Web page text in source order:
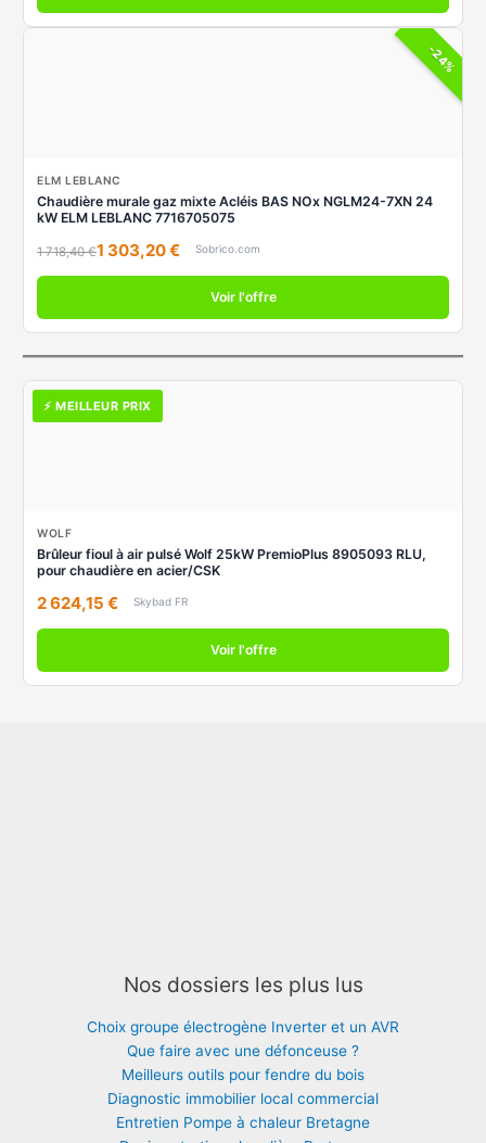
-24%
ELM LEBLANC
Chaudière murale gaz mixte Acléis BAS NOx NGLM24-7XN 24
kW ELM LEBLANC 7716705075
1 718,40 €1 303,20 € Sobrico.com
Voir l'offre
⚡ MEILLEUR PRIX
WOLF
Brûleur fioul à air pulsé Wolf 25kW PremioPlus 8905093 RLU,
pour chaudière en acier/CSK
2 624,15 € Skybad FR
Voir l'offre
Nos dossiers les plus lus
Choix groupe électrogène Inverter et un AVR
Que faire avec une défonceuse ?
Meilleurs outils pour fendre du bois
Diagnostic immobilier local commercial
Entretien Pompe à chaleur Bretagne